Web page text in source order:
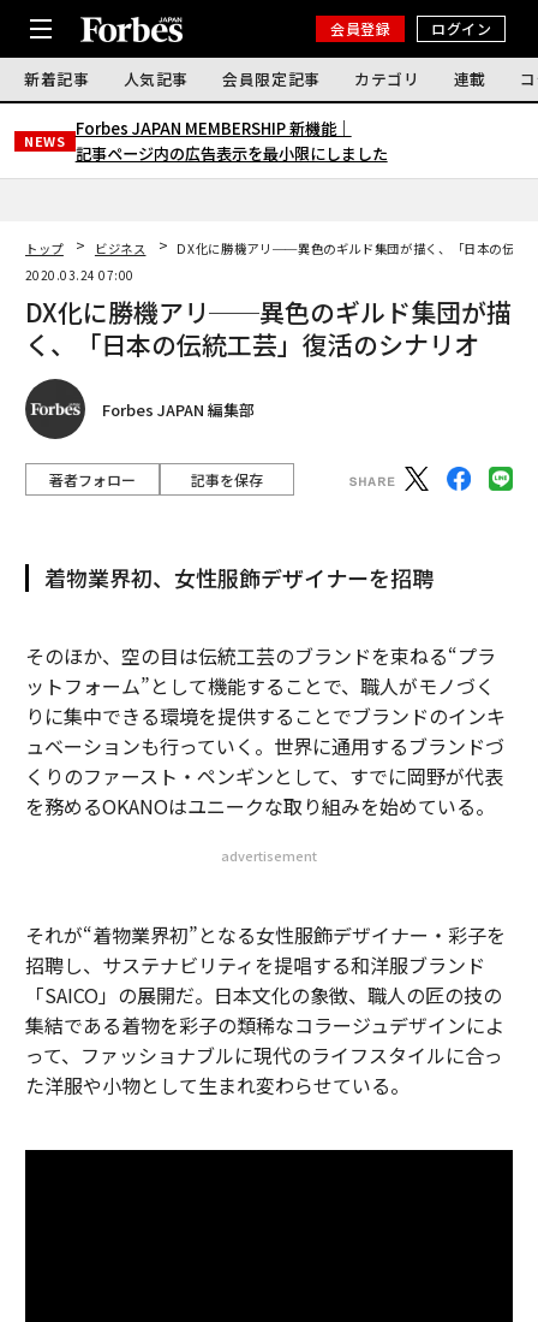
会員登録 ログイン
新着記事 人気記事 会員限定記事 カテゴリ 連載
NEWS
Forbes JAPAN MEMBERSHIP 新機能｜
記事ページ内の広告表示を最小限にしました
トップ ビジネス
DX化に勝機アリ──異色のギルド集団が描く、「日本の伝統
2020.03.24 07:00
DX化に勝機アリ──異色のギルド集団が描
く、「日本の伝統工芸」復活のシナリオ
Forbes JAPAN 編集部
著者フォロー 記事を保存
着物業界初、女性服飾デザイナーを招聘
そのほか、空の目は伝統工芸のブランドを束ねる“プラ
ットフォーム”として機能することで、職人がモノづく
りに集中できる環境を提供することでブランドのインキ
ュベーションも行っていく。世界に通用するブランドづ
くりのファースト・ペンギンとして、すでに岡野が代表
を務めるOKANOはユニークな取り組みを始めている。
advertisement
それが“着物業界初”となる女性服飾デザイナー・彩子を
招聘し、サステナビリティを提唱する和洋服ブランド
「SAICO」の展開だ。日本文化の象徴、職人の匠の技の
集結である着物を彩子の類稀なコラージュデザインによ
って、ファッショナブルに現代のライフスタイルに合っ
た洋服や小物として生まれ変わらせている。